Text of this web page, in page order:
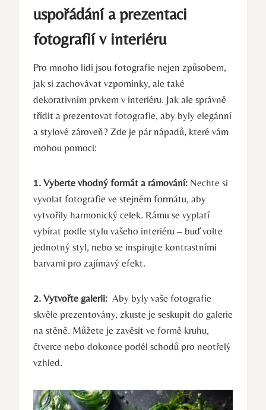
uspořádání a ​prezentaci
fotografií ⁣v interiéru
Pro mnoho ⁣lidí jsou fotografie nejen způsobem,
⁣jak si zachovávat vzpomínky, ale také ​
dekorativním prvkem v interiéru. Jak ale správně
třídit a ⁤prezentovat‌ fotografie, aby byly elegánní
a stylové zároveň? ⁤Zde‍ je‌ pár nápadů, ‌které‍ vám
mohou pomoci:
1. Vyberte‍ vhodný formát a rámování: Nechte ‍si
vyvolat fotografie ⁤ve ​stejném​ formátu, aby ​
vytvořily harmonický⁢ celek. Rámu ⁢se​ vyplatí
vybírat podle stylu ⁤vašeho interiéru‍ – ⁣buď volte
jednotný styl,⁢ nebo se inspirujte kontrastními
barvami ​pro zajímavý efekt.
2. Vytvořte galerii: ⁢ Aby byly vaše⁣ fotografie
skvěle prezentovány, ‍zkuste je seskupit ‌do ⁤galerie
na stěně.⁤ Můžete je zavěsit ve formě kruhu,
čtverce ‌nebo dokonce podél schodů pro ⁣neotřelý
​vzhled.